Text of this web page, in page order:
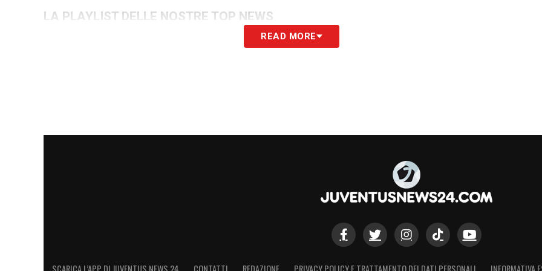
LA PLAYLIST DELLE NOSTRE TOP NEWS
READ MORE